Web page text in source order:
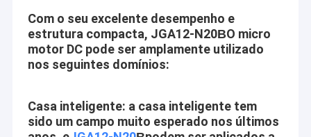
Com o seu excelente desempenho e
estrutura compacta, JGA12-N20BO micro
motor DC pode ser amplamente utilizado
nos seguintes domínios:
Casa inteligente: a casa inteligente tem
sido um campo muito esperado nos últimos